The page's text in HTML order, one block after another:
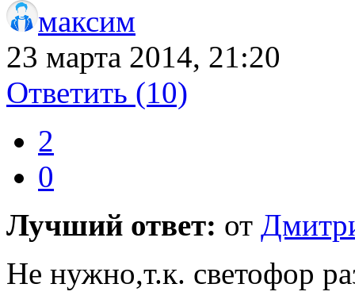
максим
23 марта 2014, 21:20
Ответить (10)
2
0
Лучший ответ: от
Не нужно,т.к. светофор